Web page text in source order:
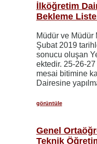
İlköğretim
Bekleme
Müdür ve Müdür
Şubat 2019
sonucu oluşan
ektedir. 25-26-
mesai bitimine
Dairesine
görüntüle
Genel
Teknik